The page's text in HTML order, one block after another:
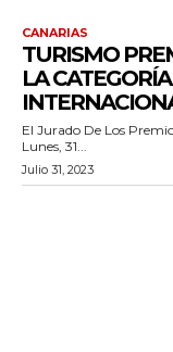
CANARIAS
TURISMO
LA
El Jurado De Los
Lunes, 31...
Julio 31, 2023